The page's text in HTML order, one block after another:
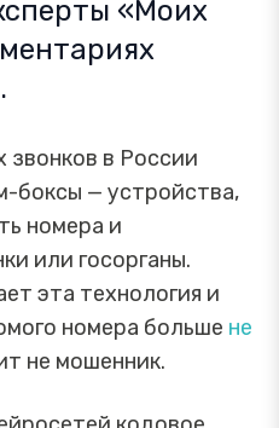
«Моих
звонков в России
боксы — устройства,
номера и
или госорганы.
эта технология и
номера больше не
не мошенник.